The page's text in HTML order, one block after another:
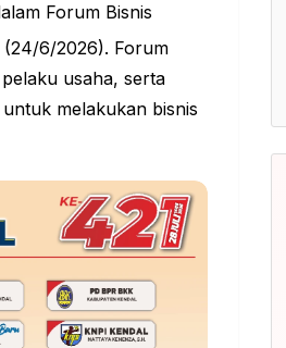
Forum Bisnis
(24/6/2026). Forum
pelaku usaha, serta
melakukan bisnis